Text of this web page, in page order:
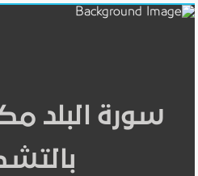
سورة البلد